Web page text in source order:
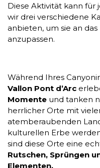
Diese Aktivität kann für
wir drei verschiedene
anbieten, um sie an
anzupassen.
Während Ihres
Vallon Pont d’Arc
Momente und tanken
herrlicher Orte mit
atemberaubenden
kulturellen Erbe
sind diese Orte eine
Rutschen, Sprüngen
Elementen.